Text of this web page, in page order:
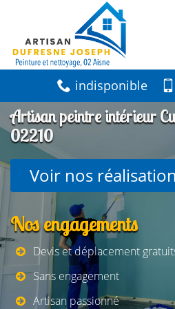
indisponible
Artisan peintre intérieur
02210
Voir nos
Nos engagements
Devis et déplacement
Sans engagement
Artisan passionné